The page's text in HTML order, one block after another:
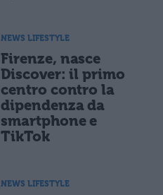
NEWS LIFESTYLE
Firenze, nasce
Discover: il primo
centro contro la
dipendenza da
smartphone e
TikTok
NEWS LIFESTYLE